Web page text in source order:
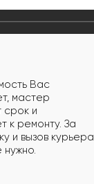
Вас
мастер
срок и
к ремонту. За
и вызов курьера
нужно.